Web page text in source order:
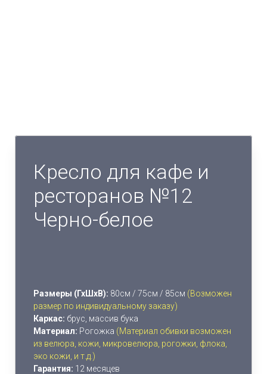
Кресло для кафе и
ресторанов №12
Черно-белое
Размеры (ГхШхВ): 80см / 75см / 85см (Возможен
размер по индивидуальному заказу)
Каркас: брус, массив бука
Материал: Рогожка (Материал обивки возможен
из велюра, кожи, микровелюра, рогожки, флока,
эко кожи, и т.д.)
Гарантия: 12 месяцев